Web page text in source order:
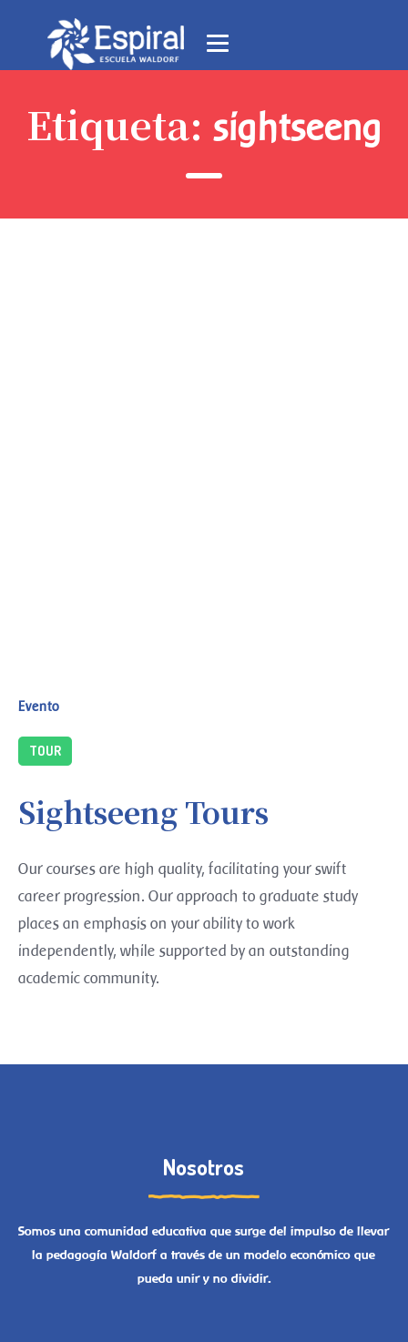
Etiqueta: sightseeng
Evento
TOUR
Sightseeng Tours
Our courses are high quality, facilitating your swift
career progression. Our approach to graduate study
places an emphasis on your ability to work
independently, while supported by an outstanding
academic community.
Nosotros
Somos una comunidad educativa que surge del impulso de llevar
la pedagogía Waldorf a través de un modelo económico que
pueda unir y no dividir.